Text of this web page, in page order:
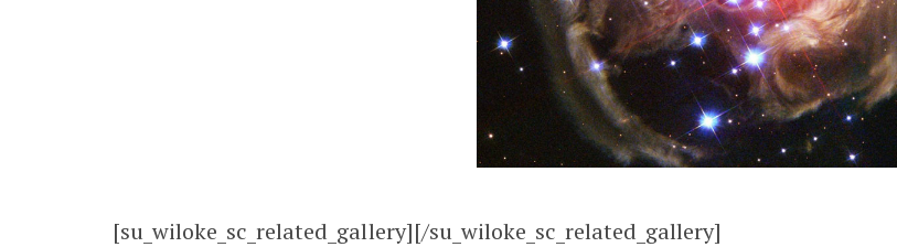
[su_wiloke_sc_related_gallery][/su_wiloke_sc_related_gallery]